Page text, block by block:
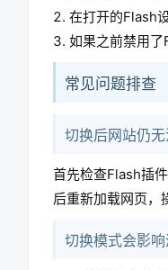
在打开的Flash
如果之前禁用
常见问题排查
切换后网站仍
首先检查Flash插
后重新加载网页，
切换模式会影